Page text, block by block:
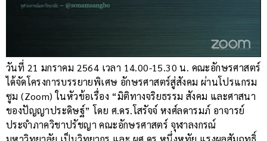
วันที่ 21 มกราคม 2564 เวลา 14.00-15.30 น. คณะอักษรศาสตร์
ได้จัดโครงการบรรยายพิเศษ อักษรศาสตร์สู่สังคม ผ่านโปรแกรม
ซูม (Zoom) ในหัวข้อเรื่อง “มิติทางจริยธรรม สังคม และศาสนา
ของปัญญาประดิษฐ์” โดย ศ.ดร.โสรัจจ์ หงศ์ลดารมภ์ อาจารย์
ประจำภาควิชาปรัชญา คณะอักษรศาสตร์ จุฬาลงกรณ์